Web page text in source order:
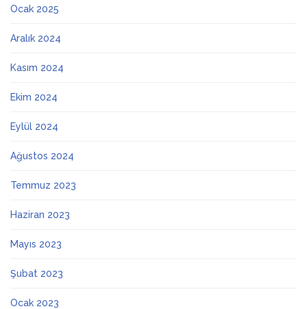
Ocak 2025
Aralık 2024
Kasım 2024
Ekim 2024
Eylül 2024
Ağustos 2024
Temmuz 2023
Haziran 2023
Mayıs 2023
Şubat 2023
Ocak 2023